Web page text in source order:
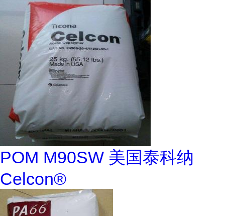
POM M90SW 美国泰科纳
Celcon®